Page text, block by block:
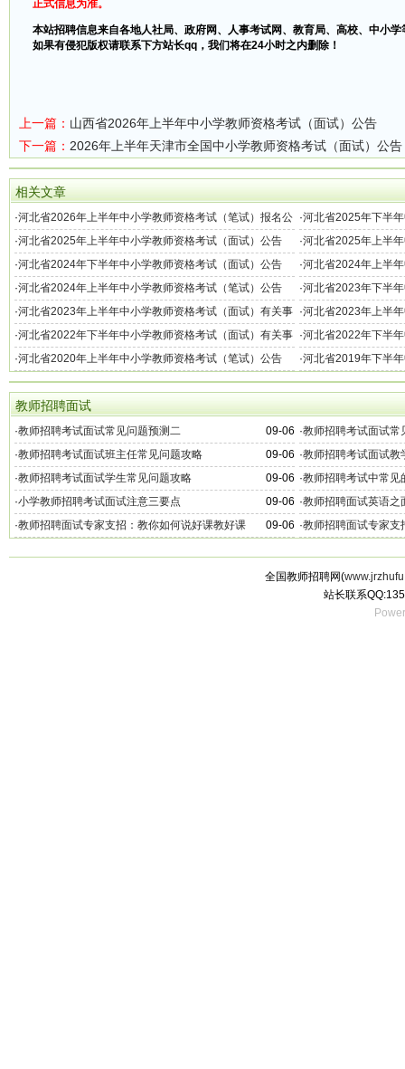
正式信息为准。
本站招聘信息来自各地人社局、政府网、人事考试网、教育局、高校、中小
如果有侵犯版权请联系下方站长qq，我们将在24小时之内删除！
上一篇： 山西省2026年上半年中小学教师资格考试（面试）公告
下一篇： 2026年上半年天津市全国中小学教师资格考试（面试）公告
相关文章
·河北省2026年上半年中小学教师资格考试（笔试）报名公
告
·河北省2025年下半
·河北省2025年上半年中小学教师资格考试（面试）公告 ·河北省2025年上半
告
·河北省2024年下半年中小学教师资格考试（面试）公告 ·河北省2024年上半
·河北省2024年上半年中小学教师资格考试（笔试）公告 ·河北省2023年下半
项的公告
·河北省2023年上半年中小学教师资格考试（面试）有关事
项的公告
·河北省2023年上半
·河北省2022年下半年中小学教师资格考试（面试）有关事
项的公告
·河北省2022年下半
·河北省2020年上半年中小学教师资格考试（笔试）公告 ·河北省2019年下半
教师招聘面试
09-06
·教师招聘考试面试常见问题预测二 ·教师招聘考试面试常
09-06
·教师招聘考试面试班主任常见问题攻略 ·教师招聘考试面试教
09-06
·教师招聘考试面试学生常见问题攻略 ·教师招聘考试中常见
09-06
·小学教师招聘考试面试注意三要点 ·教师招聘面试英语之
09-06
·教师招聘面试专家支招：教你如何说好课教好课 ·教师招聘面试专家支
全国教师招聘网(
站长联系